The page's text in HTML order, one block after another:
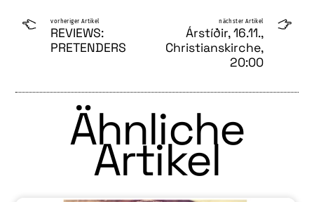
vorheriger Artikel
REVIEWS:
PRETENDERS
nächster Artikel
Árstíðir, 16.11.,
Christianskirche,
20:00
Ähnliche
Artikel